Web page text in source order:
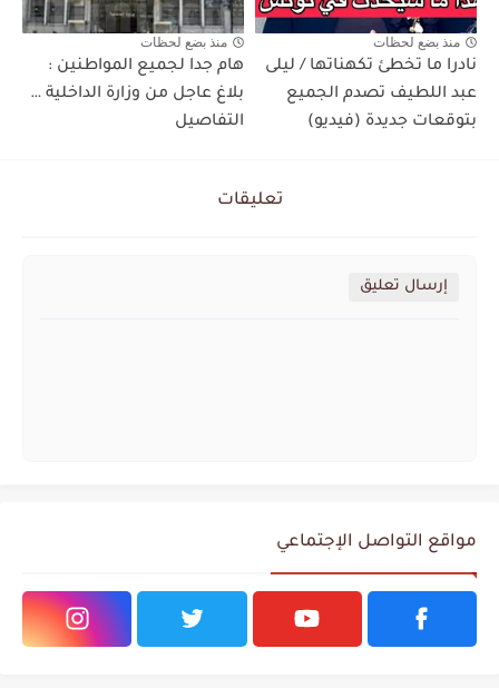
منذ بضع لحظات
نادرا ما تخطئ تكهناتها / ليلى
عبد اللطيف تصدم الجميع
بتوقعات جديدة (فيديو)
منذ بضع لحظات
هام جدا لجميع المواطنين :
بلاغ عاجل من وزارة الداخلية …
التفاصيل
تعليقات
إرسال تعليق
مواقع التواصل الإجتماعي